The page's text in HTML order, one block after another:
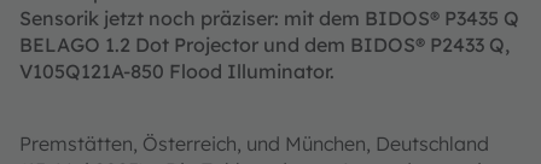
Sensorik jetzt noch präziser: mit dem BIDOS® P3435 Q
BELAGO 1.2 Dot Projector und dem BIDOS® P2433 Q,
V105Q121A-850 Flood Illuminator.
Premstätten, Österreich, und München, Deutschland